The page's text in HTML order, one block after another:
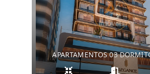
APARTAMENTOS 03